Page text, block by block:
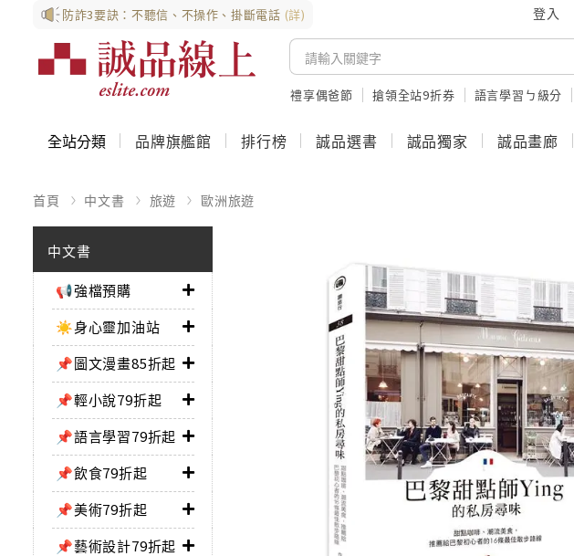
防詐3要訣：不聽信、不操作、掛斷電話 (詳) 登入
禮享偶爸節 搶領全站9折券 語言學習ㄅ級分
全站分類 品牌旗艦館 排行榜 誠品選書 誠品獨家 誠品畫廊
首頁 中文書 旅遊 歐洲旅遊
中文書
📢強檔預購
☀️身心靈加油站
📌圖文漫畫85折起
📌輕小說79折起
📌語言學習79折起
📌飲食79折起
📌美術79折起
📌藝術設計79折起